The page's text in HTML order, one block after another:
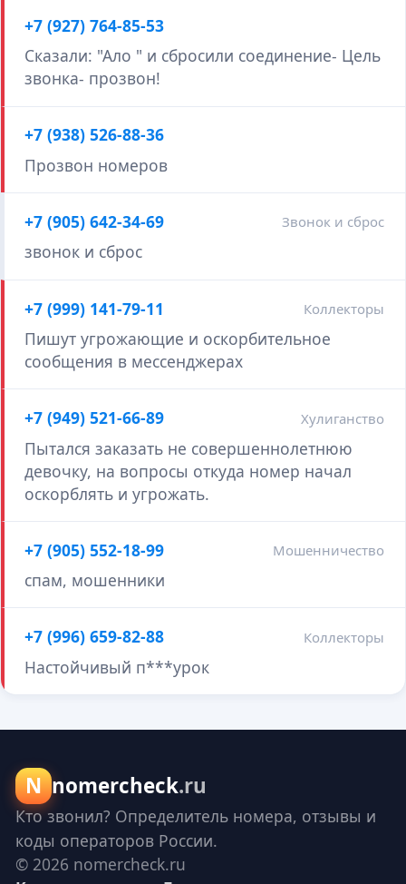
+7 (927) 764-85-53
Сказали: "Ало " и сбросили соединение- Цель
звонка- прозвон!
+7 (938) 526-88-36
Прозвон номеров
+7 (905) 642-34-69 Звонок и сброс
звонок и сброс
+7 (999) 141-79-11 Коллекторы
Пишут угрожающие и оскорбительное
сообщения в мессенджерах
+7 (949) 521-66-89 Хулиганство
Пытался заказать не совершеннолетнюю
девочку, на вопросы откуда номер начал
оскорблять и угрожать.
+7 (905) 552-18-99 Мошенничество
спам, мошенники
+7 (996) 659-82-88 Коллекторы
Настойчивый п***урок
N nomercheck.ru
Кто звонил? Определитель номера, отзывы и
коды операторов России.
© 2026 nomercheck.ru